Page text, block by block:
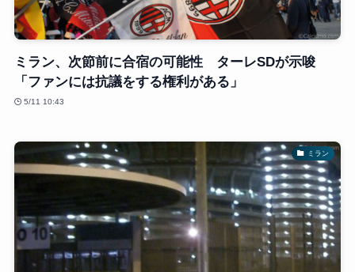
ミラン、次節前に合宿の可能性 ターレSDが示唆
「ファンには抗議をする権利がある」
5/11 10:43
ミラン